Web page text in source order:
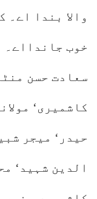
والا بندا
خوب جاندااے۔
سعادت حسن
کاشمیری‘
حیدر‘ میجر
الدین شہید‘